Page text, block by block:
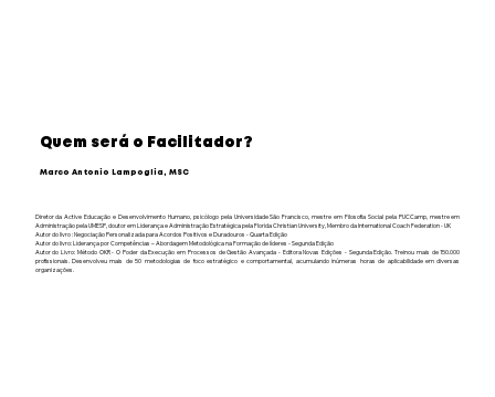
Quem será o Facilitador?
Marco Antonio Lampoglia, MSC
Diretor da Active Educação e Desenvolvimento Humano, psicólogo pela Universidade São Francisco, mestre em Filosofia Social pela PUCCamp, mestre em
Administração pela UMESP, doutor em Liderança e Administração Estratégica pela Florida Christian University, Membro da International Coach Federation - UK
Autor do livro : Negociação Personalizada para Acordos Positivos e Duradouros - Quarta Edição
Autor do livro: Liderança por Competências – Abordagem Metodológica na Formação de líderes - Segunda Edição
Autor do Livro: Método OKR - O Poder da Execução em Processos de Gestão Avançada - Editora Novas Edições - Segunda Edição. Treinou mais de 150.000
profissionais. Desenvolveu mais de 50 metodologias de foco estratégico e comportamental, acumulando inúmeras horas de aplicabilidade em diversas
organizações.